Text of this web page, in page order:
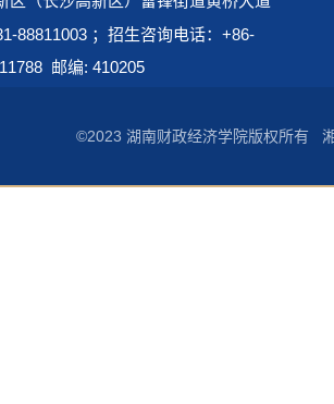
88811003 ；招生咨询电话：+86-
邮编: 410205
©2023 湖南财政经济学院版权所有